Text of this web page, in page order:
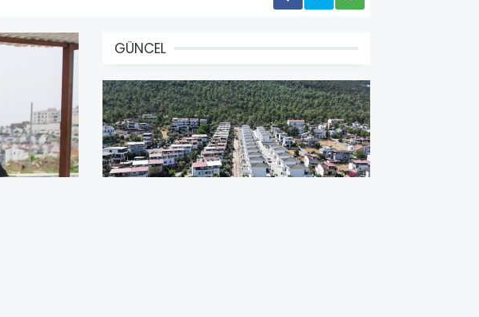
GÜNCEL